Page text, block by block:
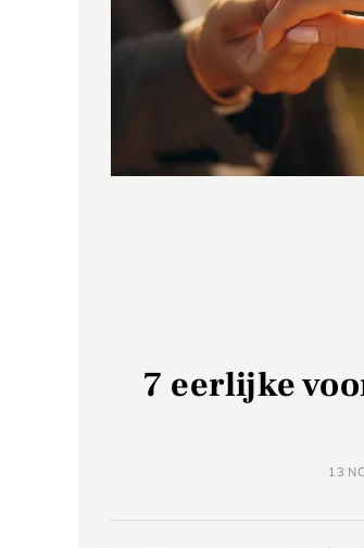
7 eerlijke
13